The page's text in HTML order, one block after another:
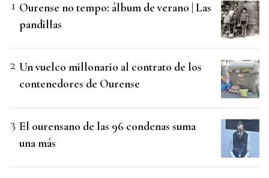
Ourense no tempo: álbum de verano | Las
pandillas
Un vuelco millonario al contrato de los
contenedores de Ourense
El ourensano de las 96 condenas suma
una más